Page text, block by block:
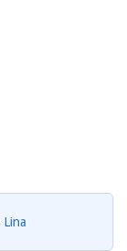
Lina